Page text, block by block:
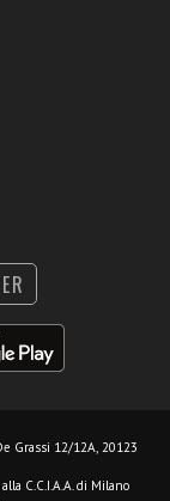
Grassi 12/12A, 20123
C.C.I.A.A. di Milano